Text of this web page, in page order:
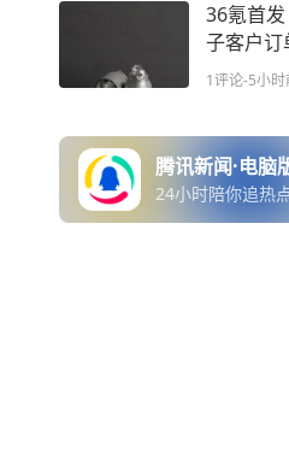
36氪首
子客户订
金属3D
1评论-5小时
腾讯新闻·电脑
24小时陪你追热